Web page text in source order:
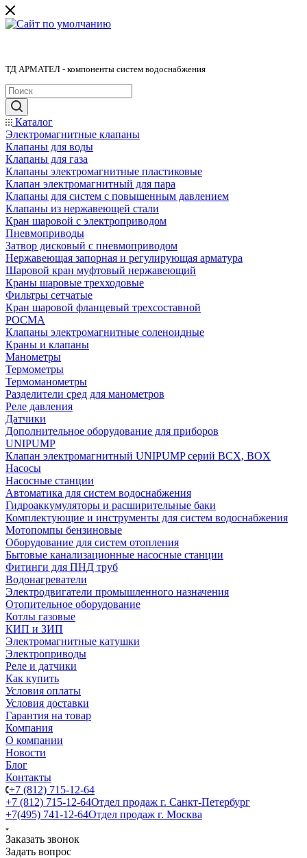
ТД АРМАТЕЛ - компоненты систем водоснабжения
Каталог
Электромагнитные клапаны
Клапаны для воды
Клапаны для газа
Клапаны электромагнитные пластиковые
Клапан электромагнитный для пара
Клапаны для систем с повышенным давлением
Клапаны из нержавеющей стали
Кран шаровой с электроприводом
Пневмоприводы
Затвор дисковый с пневмоприводом
Нержавеющая запорная и регулирующая арматура
Шаровой кран муфтовый нержавеющий
Краны шаровые трехходовые
Фильтры сетчатые
Кран шаровой фланцевый трехсоставной
РОСМА
Клапаны электромагнитные соленоидные
Краны и клапаны
Манометры
Термометры
Термоманометры
Разделители сред для манометров
Реле давления
Датчики
Дополнительное оборудование для приборов
UNIPUMP
Клапан электромагнитный UNIPUMP серий BCX, BOX
Насосы
Насосные станции
Автоматика для систем водоснабжения
Гидроаккумуляторы и расширительные баки
Комплектующие и инструменты для систем водоснабжения
Мотопомпы бензиновые
Оборудование для систем отопления
Бытовые канализационные насосные станции
Фитинги для ПНД труб
Водонагреватели
Электродвигатели промышленного назначения
Отопительное оборудование
Котлы газовые
КИП и ЗИП
Электромагнитные катушки
Электроприводы
Реле и датчики
Как купить
Условия оплаты
Условия доставки
Гарантия на товар
Компания
О компании
Новости
Блог
Контакты
+7 (812) 715-12-64
+7 (812) 715-12-64Отдел продаж г. Санкт-Петербург
+7(495) 741-12-64Отдел продаж г. Москва
Заказать звонок
Задать вопрос